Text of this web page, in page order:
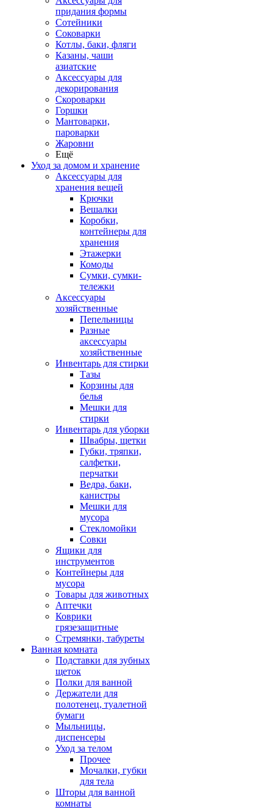
придания формы
Сотейники
Соковарки
Котлы, баки, фляги
Казаны, чаши
азиатские
Аксессуары для
декорирования
Скороварки
Горшки
Мантоварки,
пароварки
Жаровни
Ещё
Уход за домом и хранение
Аксессуары для
хранения вещей
Крючки
Вешалки
Коробки,
контейнеры для
хранения
Этажерки
Комоды
Сумки, сумки-
тележки
Аксессуары
хозяйственные
Пепельницы
Разные
аксессуары
хозяйственные
Инвентарь для стирки
Тазы
Корзины для
белья
Мешки для
стирки
Инвентарь для уборки
Швабры, щетки
Губки, тряпки,
салфетки,
перчатки
Ведра, баки,
канистры
Мешки для
мусора
Стекломойки
Совки
Ящики для
инструментов
Контейнеры для
мусора
Товары для животных
Аптечки
Коврики
грязезащитные
Стремянки, табуреты
Ванная комната
Подставки для зубных
щеток
Полки для ванной
Держатели для
полотенец, туалетной
бумаги
Мыльницы,
диспенсеры
Уход за телом
Прочее
Мочалки, губки
для тела
Шторы для ванной
комнаты